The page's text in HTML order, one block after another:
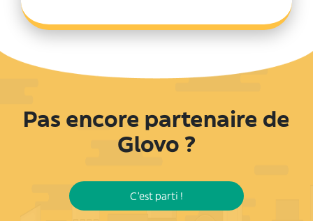
Pas encore partenaire de
Glovo ?
C'est parti !